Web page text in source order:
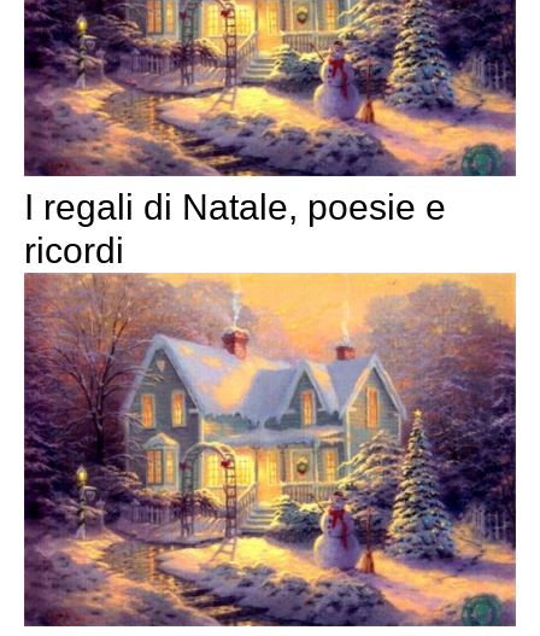
I regali di Natale, poesie e
ricordi